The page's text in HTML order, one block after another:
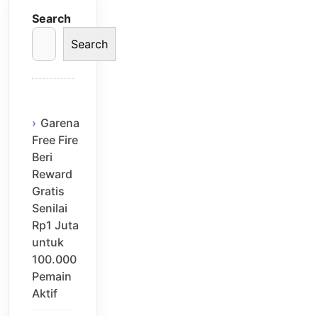
Search
Search
Garena
Free Fire
Beri
Reward
Gratis
Senilai
Rp1 Juta
untuk
100.000
Pemain
Aktif